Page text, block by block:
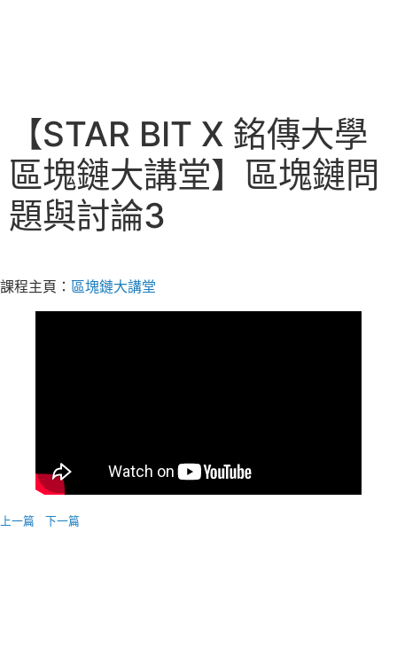
【STAR BIT X 銘傳大學
區塊鏈大講堂】區塊鏈問
題與討論3
課程主頁： 區塊鏈大講堂
上一篇 下一篇